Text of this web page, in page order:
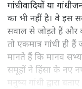
गांधीवादियों या
का भी नहीं है। वे इस
सवाल से जोड़ते हैं और
तो एकमात्र गांधी ही
मानते हैं कि मानव
समूहों ने हिंसा के नए
मनुष्य गांधी द्वारा